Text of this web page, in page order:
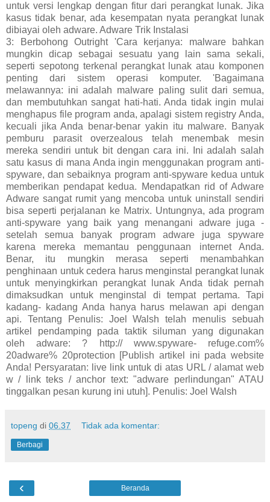
untuk versi lengkap dengan fitur dari perangkat lunak. Jika
kasus tidak benar, ada kesempatan nyata perangkat lunak
dibiayai oleh adware. Adware Trik Instalasi
3: Berbohong Outright 'Cara kerjanya: malware bahkan
mungkin dicap sebagai sesuatu yang lain sama sekali,
seperti sepotong terkenal perangkat lunak atau komponen
penting dari sistem operasi komputer. 'Bagaimana
melawannya: ini adalah malware paling sulit dari semua,
dan membutuhkan sangat hati-hati. Anda tidak ingin mulai
menghapus file program anda, apalagi sistem registry Anda,
kecuali jika Anda benar-benar yakin itu malware. Banyak
pemburu parasit overzealous telah menembak mesin
mereka sendiri untuk bit dengan cara ini. Ini adalah salah
satu kasus di mana Anda ingin menggunakan program anti-
spyware, dan sebaiknya program anti-spyware kedua untuk
memberikan pendapat kedua. Mendapatkan rid of Adware
Adware sangat rumit yang mencoba untuk uninstall sendiri
bisa seperti perjalanan ke Matrix. Untungnya, ada program
anti-spyware yang baik yang menangani adware juga -
setelah semua banyak program adware juga spyware
karena mereka memantau penggunaan internet Anda.
Benar, itu mungkin merasa seperti menambahkan
penghinaan untuk cedera harus menginstal perangkat lunak
untuk menyingkirkan perangkat lunak Anda tidak pernah
dimaksudkan untuk menginstal di tempat pertama. Tapi
kadang- kadang Anda hanya harus melawan api dengan
api. Tentang Penulis: Joel Walsh telah menulis sebuah
artikel pendamping pada taktik siluman yang digunakan
oleh adware: ? http:// www.spyware- refuge.com%
20adware% 20protection [Publish artikel ini pada website
Anda! Persyaratan: live link untuk di atas URL / alamat web
w / link teks / anchor text: "adware perlindungan" ATAU
tinggalkan pesan kurung ini utuh]. Penulis: Joel Walsh
topeng di 06.37 Tidak ada komentar:
Berbagi
‹ Beranda